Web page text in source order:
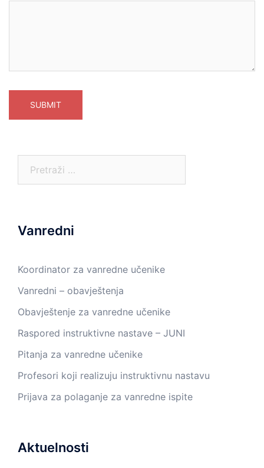
Vanredni
Koordinator za vanredne učenike
Vanredni – obavještenja
Obavještenje za vanredne učenike
Raspored instruktivne nastave – JUNI
Pitanja za vanredne učenike
Profesori koji realizuju instruktivnu nastavu
Prijava za polaganje za vanredne ispite
Aktuelnosti